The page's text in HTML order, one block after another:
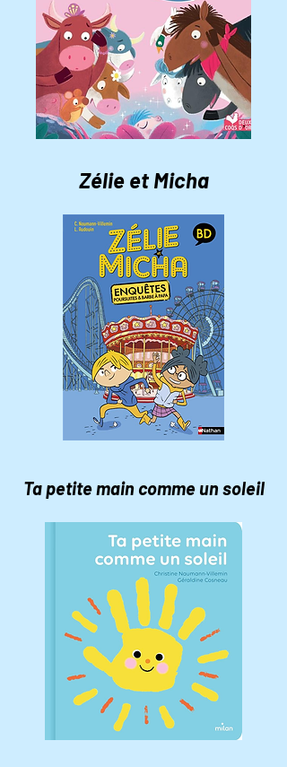
Zélie et Micha
Ta petite main comme un soleil